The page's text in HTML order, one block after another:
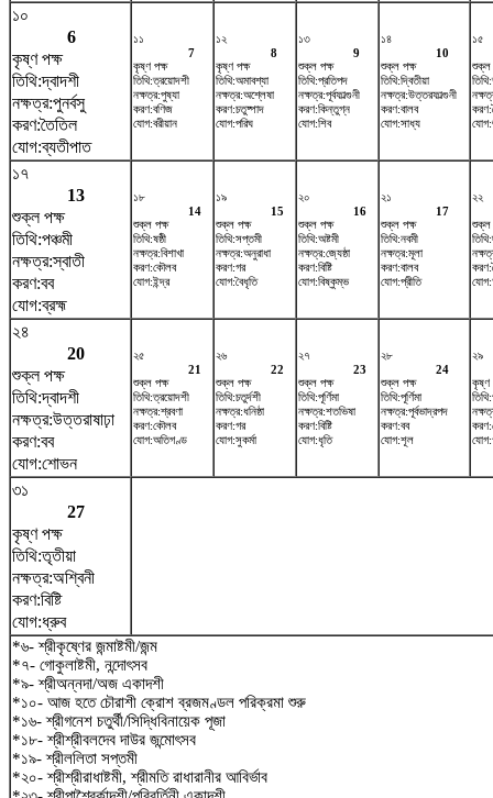
১০
6
কৃষ্ণ পক্ষ
তিথি:দ্বাদশী
নক্ষত্র:পুনর্বসু
করণ:তৈতিল
যোগ:ব্যতীপাত
১১
7
কৃষ্ণ পক্ষ
তিথি:ত্রয়োদশী
নক্ষত্র:পুষ্যা
করণ:বণিজ
যোগ:বরীয়ান
১২
8
কৃষ্ণ পক্ষ
তিথি:অমাবশ্যা
নক্ষত্র:অশ্লেষা
করণ:চতুষ্পাদ
যোগ:পরিঘ
১৩
9
শুক্ল পক্ষ
তিথি:প্রতিপদ
নক্ষত্র:পূর্বফাল্গুনী
করণ:কিন্তুগ্ন
যোগ:শিব
১৪
10
শুক্ল পক্ষ
তিথি:দ্বিতীয়া
নক্ষত্র:উত্তরফাল্গুনী
করণ:বালব
যোগ:সাধ্য
১৫
শুক্ল
১৭
13
শুক্ল পক্ষ
তিথি:পঞ্চমী
নক্ষত্র:স্বাতী
করণ:বব
যোগ:ব্রহ্ম
১৮
14
শুক্ল পক্ষ
তিথি:ষষ্ঠী
নক্ষত্র:বিশাখা
করণ:কৌলব
যোগ:ইন্দ্র
১৯
15
শুক্ল পক্ষ
তিথি:সপ্তমী
নক্ষত্র:অনুরাধা
করণ:গর
যোগ:বৈধৃতি
২০
16
শুক্ল পক্ষ
তিথি:অষ্টমী
নক্ষত্র:জ্যেষ্ঠা
করণ:বিষ্টি
যোগ:বিষ্কুম্ভ
২১
17
শুক্ল পক্ষ
তিথি:নবমী
নক্ষত্র:মূলা
করণ:বালব
যোগ:প্রীতি
২২
শুক্ল
২৪
20
শুক্ল পক্ষ
তিথি:দ্বাদশী
নক্ষত্র:উত্তরাষাঢ়া
করণ:বব
যোগ:শোভন
২৫
21
শুক্ল পক্ষ
তিথি:ত্রয়োদশী
নক্ষত্র:শ্রবণা
করণ:কৌলব
যোগ:অতিগণ্ড
২৬
22
শুক্ল পক্ষ
তিথি:চতুর্দশী
নক্ষত্র:ধনিষ্ঠা
করণ:গর
যোগ:সুকর্মা
২৭
23
শুক্ল পক্ষ
তিথি:পূর্ণিমা
নক্ষত্র:শতভিষ‌া
করণ:বিষ্টি
যোগ:ধৃতি
২৮
24
শুক্ল পক্ষ
তিথি:পূর্ণিমা
নক্ষত্র:পূর্বভাদ্রপদ
করণ:বব
যোগ:শূল
২৯
কৃষ্ণ
৩১
27
কৃষ্ণ পক্ষ
তিথি:তৃতীয়া
নক্ষত্র:অশ্বিনী
করণ:বিষ্টি
যোগ:ধ্রুব
*৬- শ্রীকৃষ্ণের জন্মাষ্টমী/জন্ম
*৭- গোকুলাষ্টমী, নন্দোৎসব
*৯- শ্রীঅন্নদা/অজ একাদশী
*১০- আজ হতে চৌরাশী ক্রোশ ব্রজমণ্ডল পরিক্রমা শুরু
*১৬- শ্রীগনেশ চতুর্থী/সিদ্ধিবিনায়েক পূজা
*১৮- শ্রীশ্রীবলদেব দাউর জন্মোৎসব
*১৯- শ্রীললিতা সপ্তমী
*২০- শ্রীশ্রীরাধাষ্টমী, শ্রীমতি রাধারানীর আবির্ভাব